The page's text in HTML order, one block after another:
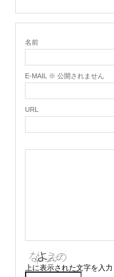
名前
E-MAIL ※ 公開されません
URL
上に表示された文字を入力